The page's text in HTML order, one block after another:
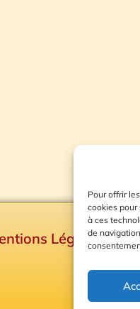
Pour offrir
cookies
à ces
de
Légales